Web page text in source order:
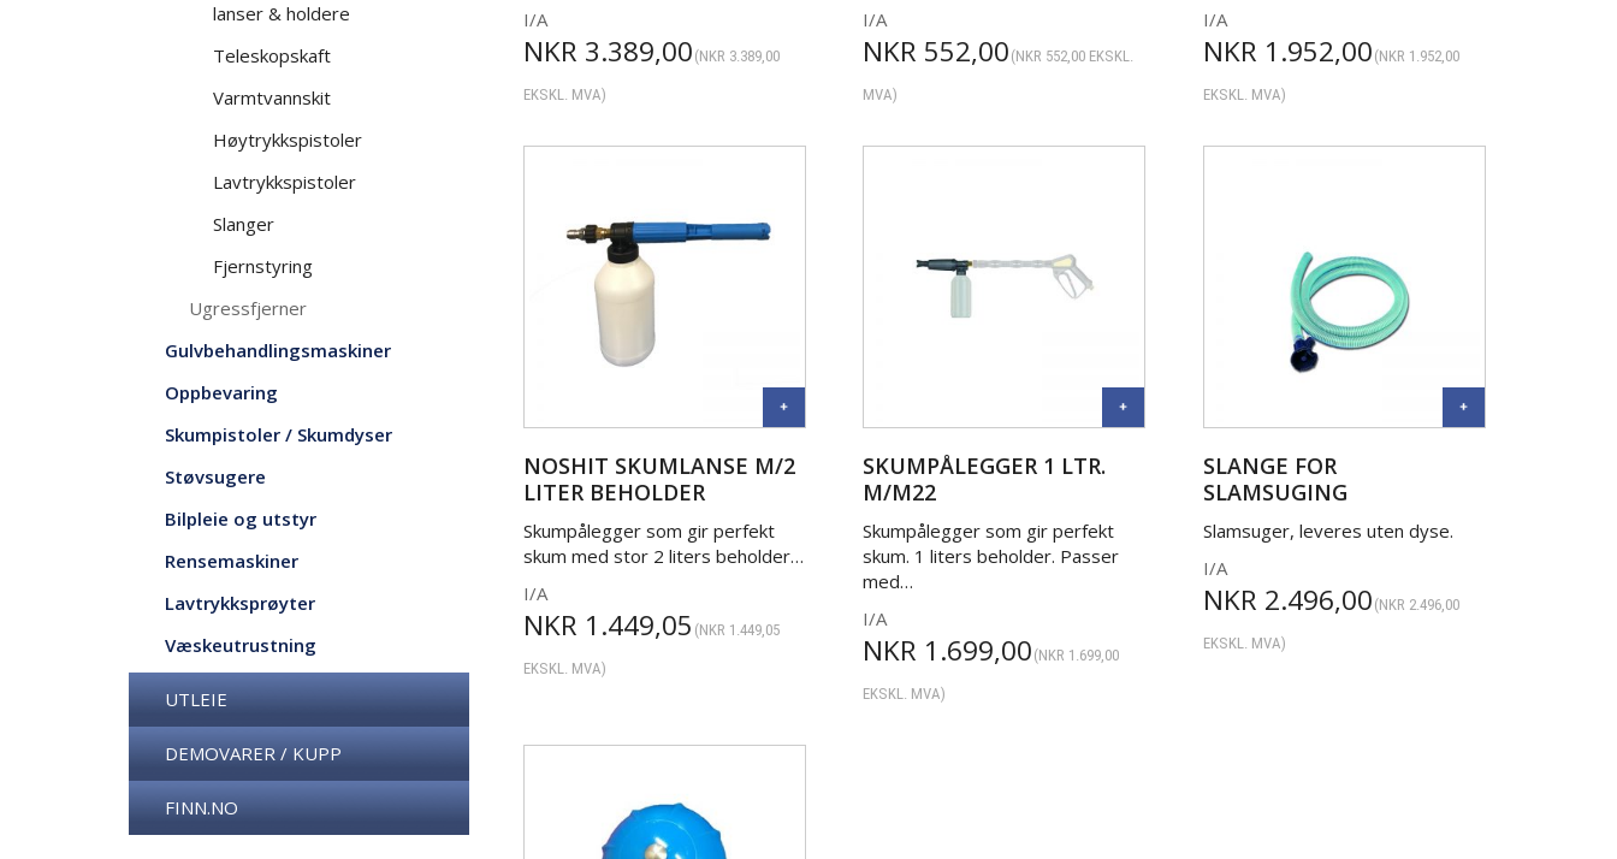
lanser & holdere
Teleskopskaft
Varmtvannskit
Høytrykkspistoler
Lavtrykkspistoler
Slanger
Fjernstyring
Ugressfjerner
Gulvbehandlingsmaskiner
Oppbevaring
Skumpistoler / Skumdyser
Støvsugere
Bilpleie og utstyr
Rensemaskiner
Lavtrykksprøyter
Væskeutrustning
UTLEIE
DEMOVARER / KUPP
FINN.NO
I/A
NKR 3.389,00 (NKR 3.389,00
EKSKL. MVA)
I/A
NKR 552,00 (NKR 552,00 EKSKL.
MVA)
I/A
NKR 1.952,00 (NKR 1.952,00
EKSKL. MVA)
NOSHIT SKUMLANSE M/2
LITER BEHOLDER
KOMPLETT
Skumpålegger som gir perfekt
skum med stor 2 liters beholder…
I/A
NKR 1.449,05 (NKR 1.449,05
EKSKL. MVA)
SKUMPÅLEGGER 1 LTR.
M/M22
Skumpålegger som gir perfekt
skum. 1 liters beholder. Passer
med…
I/A
NKR 1.699,00 (NKR 1.699,00
EKSKL. MVA)
SLANGE FOR
SLAMSUGING
Slamsuger, leveres uten dyse.
I/A
NKR 2.496,00 (NKR 2.496,00
EKSKL. MVA)